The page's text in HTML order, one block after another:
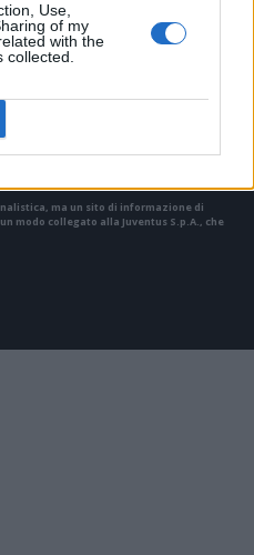
Use,
of my
with the
in questo portale è di nostra proprietà.
"Juventus Magazine" sono in parte giunti
attraverso regolari comunicati
alla redazione (indirizzo email:
ma un sito di informazione di
modo collegato alla Juventus S.p.A., che